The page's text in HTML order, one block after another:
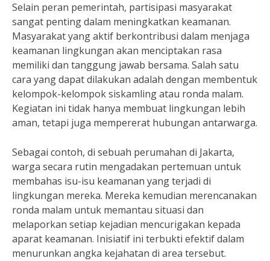
Selain peran pemerintah, partisipasi masyarakat
sangat penting dalam meningkatkan keamanan.
Masyarakat yang aktif berkontribusi dalam menjaga
keamanan lingkungan akan menciptakan rasa
memiliki dan tanggung jawab bersama. Salah satu
cara yang dapat dilakukan adalah dengan membentuk
kelompok-kelompok siskamling atau ronda malam.
Kegiatan ini tidak hanya membuat lingkungan lebih
aman, tetapi juga mempererat hubungan antarwarga.
Sebagai contoh, di sebuah perumahan di Jakarta,
warga secara rutin mengadakan pertemuan untuk
membahas isu-isu keamanan yang terjadi di
lingkungan mereka. Mereka kemudian merencanakan
ronda malam untuk memantau situasi dan
melaporkan setiap kejadian mencurigakan kepada
aparat keamanan. Inisiatif ini terbukti efektif dalam
menurunkan angka kejahatan di area tersebut.